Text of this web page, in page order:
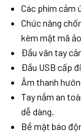
Các phím cảm
Chức năng
kèm mật mã
Đầu vân tay
Đầu USB cấp
Âm thanh
Tay nắm an
dễ dàng.
Bề mặt báo